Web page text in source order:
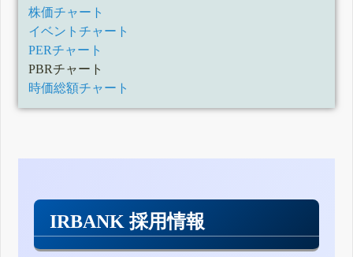
株価チャート
イベントチャート
PERチャート
PBRチャート
時価総額チャート
IRBANK 採用情報